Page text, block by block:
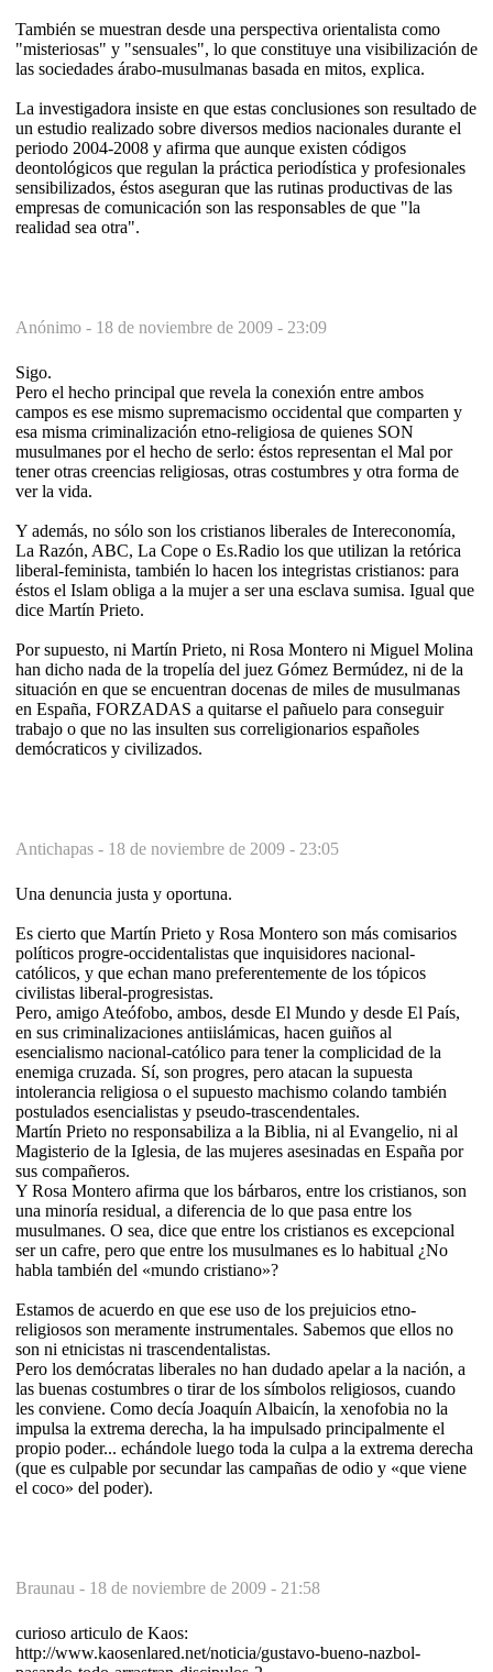
También se muestran desde una perspectiva orientalista como
"misteriosas" y "sensuales", lo que constituye una visibilización de
las sociedades árabo-musulmanas basada en mitos, explica.
La investigadora insiste en que estas conclusiones son resultado de
un estudio realizado sobre diversos medios nacionales durante el
periodo 2004-2008 y afirma que aunque existen códigos
deontológicos que regulan la práctica periodística y profesionales
sensibilizados, éstos aseguran que las rutinas productivas de las
empresas de comunicación son las responsables de que "la
realidad sea otra".
Anónimo - 18 de noviembre de 2009 - 23:09
Sigo.
Pero el hecho principal que revela la conexión entre ambos
campos es ese mismo supremacismo occidental que comparten y
esa misma criminalización etno-religiosa de quienes SON
musulmanes por el hecho de serlo: éstos representan el Mal por
tener otras creencias religiosas, otras costumbres y otra forma de
ver la vida.
Y además, no sólo son los cristianos liberales de Intereconomía,
La Razón, ABC, La Cope o Es.Radio los que utilizan la retórica
liberal-feminista, también lo hacen los integristas cristianos: para
éstos el Islam obliga a la mujer a ser una esclava sumisa. Igual que
dice Martín Prieto.
Por supuesto, ni Martín Prieto, ni Rosa Montero ni Miguel Molina
han dicho nada de la tropelía del juez Gómez Bermúdez, ni de la
situación en que se encuentran docenas de miles de musulmanas
en España, FORZADAS a quitarse el pañuelo para conseguir
trabajo o que no las insulten sus correligionarios españoles
demócraticos y civilizados.
Antichapas - 18 de noviembre de 2009 - 23:05
Una denuncia justa y oportuna.
Es cierto que Martín Prieto y Rosa Montero son más comisarios
políticos progre-occidentalistas que inquisidores nacional-
católicos, y que echan mano preferentemente de los tópicos
civilistas liberal-progresistas.
Pero, amigo Ateófobo, ambos, desde El Mundo y desde El País,
en sus criminalizaciones antiislámicas, hacen guiños al
esencialismo nacional-católico para tener la complicidad de la
enemiga cruzada. Sí, son progres, pero atacan la supuesta
intolerancia religiosa o el supuesto machismo colando también
postulados esencialistas y pseudo-trascendentales.
Martín Prieto no responsabiliza a la Biblia, ni al Evangelio, ni al
Magisterio de la Iglesia, de las mujeres asesinadas en España por
sus compañeros.
Y Rosa Montero afirma que los bárbaros, entre los cristianos, son
una minoría residual, a diferencia de lo que pasa entre los
musulmanes. O sea, dice que entre los cristianos es excepcional
ser un cafre, pero que entre los musulmanes es lo habitual ¿No
habla también del «mundo cristiano»?
Estamos de acuerdo en que ese uso de los prejuicios etno-
religiosos son meramente instrumentales. Sabemos que ellos no
son ni etnicistas ni trascendentalistas.
Pero los demócratas liberales no han dudado apelar a la nación, a
las buenas costumbres o tirar de los símbolos religiosos, cuando
les conviene. Como decía Joaquín Albaicín, la xenofobia no la
impulsa la extrema derecha, la ha impulsado principalmente el
propio poder... echándole luego toda la culpa a la extrema derecha
(que es culpable por secundar las campañas de odio y «que viene
el coco» del poder).
Braunau - 18 de noviembre de 2009 - 21:58
curioso articulo de Kaos:
http://www.kaosenlared.net/noticia/gustavo-bueno-nazbol-